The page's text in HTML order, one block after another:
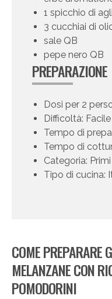
1 spicchio di
3 cucchiai di
sale QB
pepe nero QB
PREPARAZIONE
Dosi per 2
Difficoltà: Facile
Tempo di
Tempo di
Categoria:
Tipo di cucina:
COME PREPARARE
MELANZANE CON
POMODORINI